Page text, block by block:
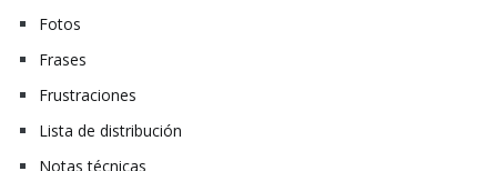
Fotos
Frases
Frustraciones
Lista de distribución
Notas técnicas